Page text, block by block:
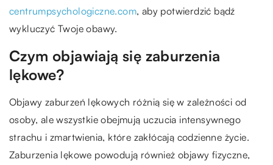
centrumpsychologiczne.com, aby potwierdzić bądź
wykluczyć Twoje obawy.
Czym objawiają się zaburzenia
lękowe?
Objawy zaburzeń lękowych różnią się w zależności od
osoby, ale wszystkie obejmują uczucia intensywnego
strachu i zmartwienia, które zakłócają codzienne życie.
Zaburzenia lękowe powodują również objawy fizyczne,